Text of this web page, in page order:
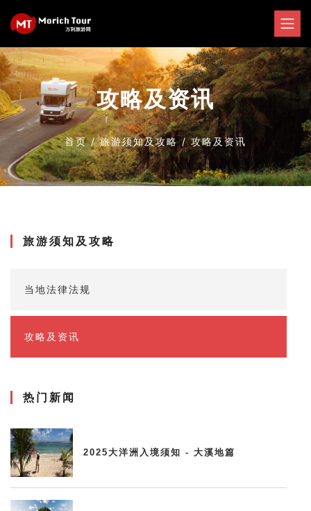
攻略及资讯
首页/旅游须知及攻略/攻略及资讯
旅游须知及攻略
当地法律法规
攻略及资讯
热门新闻
2025大洋洲入境须知 - 大溪地篇